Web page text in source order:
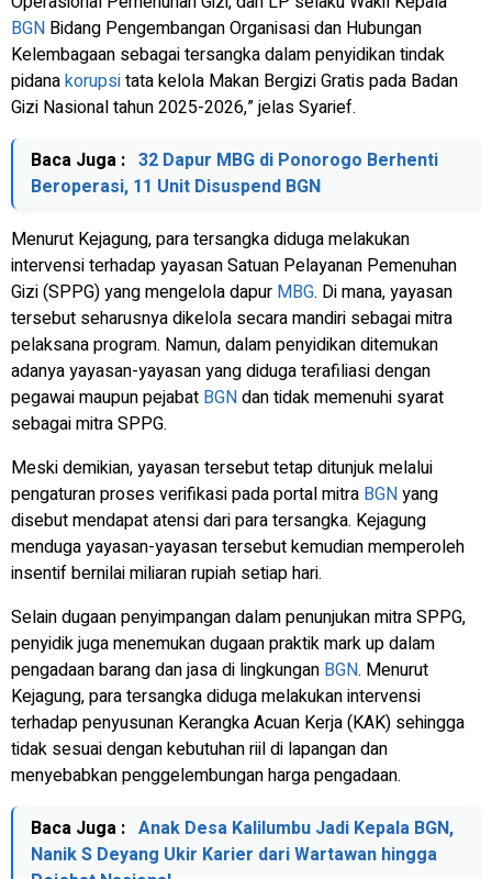
BGN Bidang Pengembangan Organisasi dan Hubungan
Kelembagaan sebagai tersangka dalam penyidikan tindak
pidanakorupsitata kelola Makan Bergizi Gratis pada Badan
Gizi Nasional tahun 2025-2026,” jelas Syarief.
Baca Juga : 32 Dapur MBG di Ponorogo Berhenti
Beroperasi, 11 Unit Disuspend BGN
Menurut Kejagung, para tersangka diduga melakukan
intervensi terhadap yayasan Satuan Pelayanan Pemenuhan
Gizi (SPPG) yang mengelola dapur MBG. Di mana, yayasan
tersebut seharusnya dikelola secara mandiri sebagai mitra
pelaksana program. Namun, dalam penyidikan ditemukan
adanya yayasan-yayasan yang diduga terafiliasi dengan
pegawai maupun pejabat BGNdan tidak memenuhi syarat
sebagai mitra SPPG.
Meski demikian, yayasan tersebut tetap ditunjuk melalui
pengaturan proses verifikasi pada portal mitra BGNyang
disebut mendapat atensi dari para tersangka. Kejagung
menduga yayasan-yayasan tersebut kemudian memperoleh
insentif bernilai miliaran rupiah setiap hari.
Selain dugaan penyimpangan dalam penunjukan mitra SPPG,
penyidik juga menemukan dugaan praktik mark up dalam
pengadaan barang dan jasa di lingkungan BGN. Menurut
Kejagung, para tersangka diduga melakukan intervensi
terhadap penyusunan Kerangka Acuan Kerja (KAK) sehingga
tidak sesuai dengan kebutuhan riil di lapangan dan
menyebabkan penggelembungan harga pengadaan.
Baca Juga : Anak Desa Kalilumbu Jadi Kepala BGN,
Nanik S Deyang Ukir Karier dari Wartawan hingga